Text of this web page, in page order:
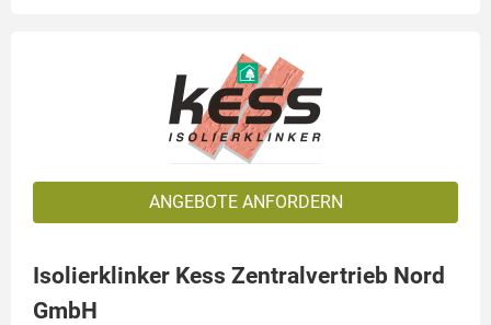
ANGEBOTE ANFORDERN
Isolierklinker Kess Zentralvertrieb Nord
GmbH